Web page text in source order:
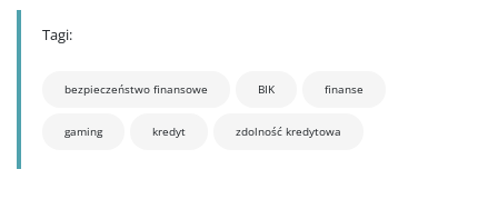
Tagi:
bezpieczeństwo finansowe BIK finanse
gaming kredyt zdolność kredytowa